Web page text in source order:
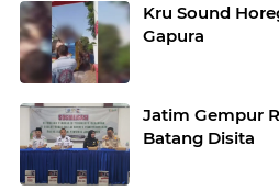
Kru Sound
Gapura
Jatim Gempur
Batang Disita